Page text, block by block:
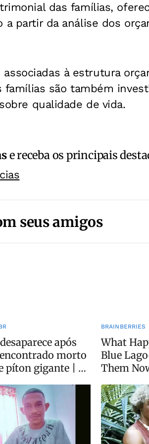
das famílias,
a partir da análise dos
à estrutura
são também
qualidade de vida.
e receba os principais
seus amigos